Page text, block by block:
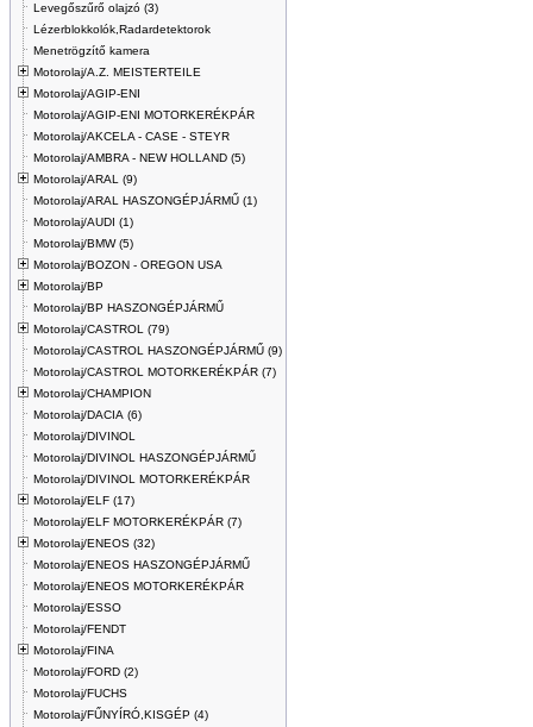
Levegőszűrő olajzó (3)
Lézerblokkolók,Radardetektorok
Menetrögzítő kamera
Motorolaj/A.Z. MEISTERTEILE
Motorolaj/AGIP-ENI
Motorolaj/AGIP-ENI MOTORKERÉKPÁR
Motorolaj/AKCELA - CASE - STEYR
Motorolaj/AMBRA - NEW HOLLAND (5)
Motorolaj/ARAL (9)
Motorolaj/ARAL HASZONGÉPJÁRMŰ (1)
Motorolaj/AUDI (1)
Motorolaj/BMW (5)
Motorolaj/BOZON - OREGON USA
Motorolaj/BP
Motorolaj/BP HASZONGÉPJÁRMŰ
Motorolaj/CASTROL (79)
Motorolaj/CASTROL HASZONGÉPJÁRMŰ (9)
Motorolaj/CASTROL MOTORKERÉKPÁR (7)
Motorolaj/CHAMPION
Motorolaj/DACIA (6)
Motorolaj/DIVINOL
Motorolaj/DIVINOL HASZONGÉPJÁRMŰ
Motorolaj/DIVINOL MOTORKERÉKPÁR
Motorolaj/ELF (17)
Motorolaj/ELF MOTORKERÉKPÁR (7)
Motorolaj/ENEOS (32)
Motorolaj/ENEOS HASZONGÉPJÁRMŰ
Motorolaj/ENEOS MOTORKERÉKPÁR
Motorolaj/ESSO
Motorolaj/FENDT
Motorolaj/FINA
Motorolaj/FORD (2)
Motorolaj/FUCHS
Motorolaj/FŰNYÍRÓ,KISGÉP (4)